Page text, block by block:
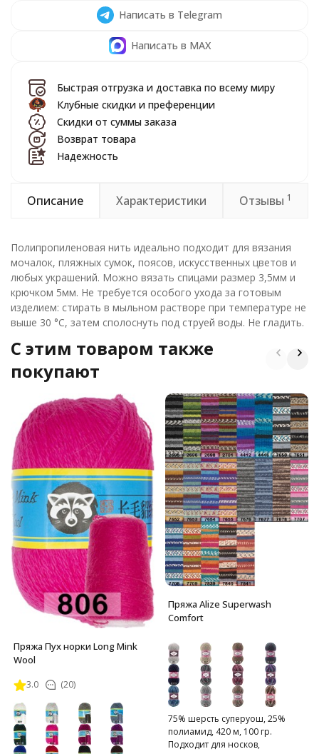
Написать в Telegram
Написать в MAX
Быстрая отгрузка и доставка по всему миру
Клубные скидки и преференции
Скидки от суммы заказа
Возврат товара
Надежность
Описание Характеристики Отзывы 1
Полипропиленовая нить идеально подходит для вязания
мочалок, пляжных сумок, поясов, искусственных цветов и
любых украшений. Можно вязать спицами размер 3,5мм и
крючком 5мм. Не требуется особого ухода за готовым
изделием: стирать в мыльном растворе при температуре не
выше 30 °С, затем сполоснуть под струей воды. Не гладить.
C этим товаром также
покупают
Пряжа Пух норки Long Mink
Wool
3.0 (20)
Пряжа Alize Superwash
Comfort
75% шерсть суперуош, 25%
полиамид, 420 м, 100 гр.
Подходит для носков,